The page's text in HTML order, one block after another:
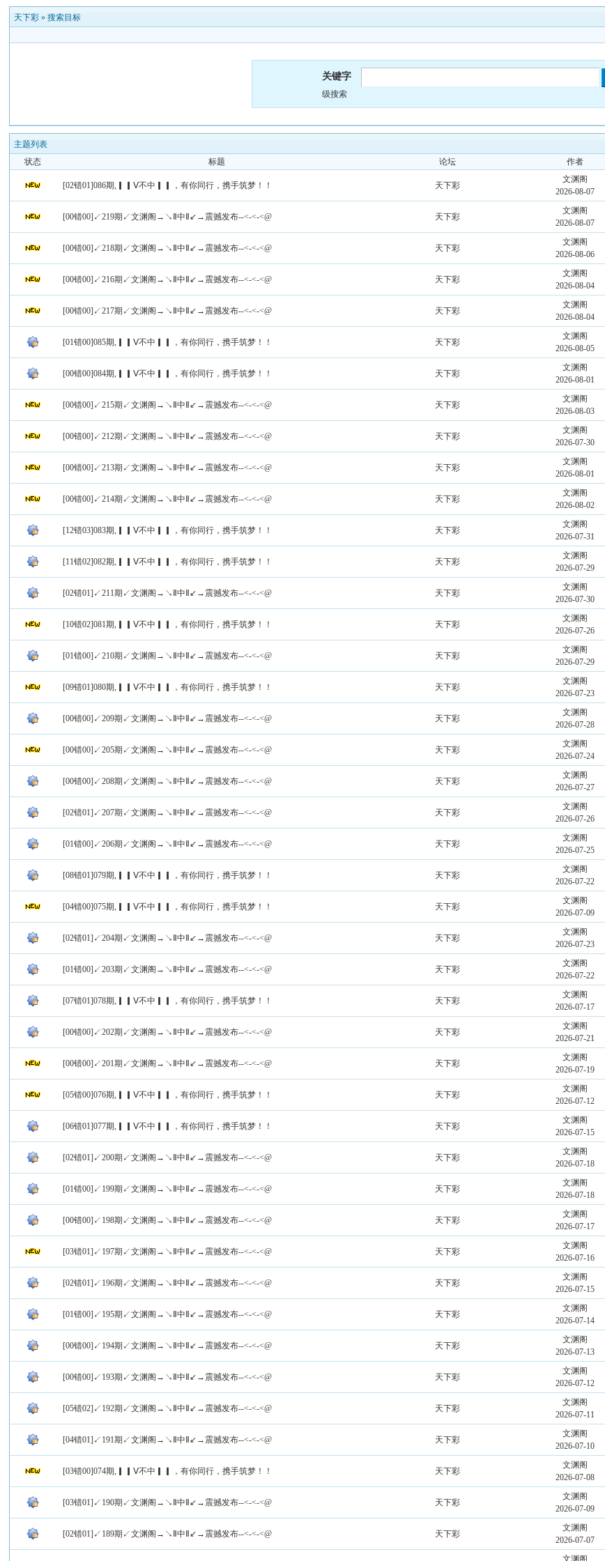
天下彩 »搜索目标
关键字
级搜索
主题列表
状态
标题 论坛 作者
[02错01]086期,▎▎Ⅴ不中▎▎，有你同行，携手筑梦！！ 天下彩
文渊阁
2026-08-07
[00错00]↙219期↙文渊阁→↘Ⅱ中Ⅱ↙→震撼发布--<-<-<@ 天下彩
文渊阁
2026-08-07
[00错00]↙218期↙文渊阁→↘Ⅱ中Ⅱ↙→震撼发布--<-<-<@ 天下彩
文渊阁
2026-08-06
[00错00]↙216期↙文渊阁→↘Ⅱ中Ⅱ↙→震撼发布--<-<-<@ 天下彩
文渊阁
2026-08-04
[00错00]↙217期↙文渊阁→↘Ⅱ中Ⅱ↙→震撼发布--<-<-<@ 天下彩
文渊阁
2026-08-04
[01错00]085期,▎▎Ⅴ不中▎▎，有你同行，携手筑梦！！ 天下彩
文渊阁
2026-08-05
[00错00]084期,▎▎Ⅴ不中▎▎，有你同行，携手筑梦！！ 天下彩
文渊阁
2026-08-01
[00错00]↙215期↙文渊阁→↘Ⅱ中Ⅱ↙→震撼发布--<-<-<@ 天下彩
文渊阁
2026-08-03
[00错00]↙212期↙文渊阁→↘Ⅱ中Ⅱ↙→震撼发布--<-<-<@ 天下彩
文渊阁
2026-07-30
[00错00]↙213期↙文渊阁→↘Ⅱ中Ⅱ↙→震撼发布--<-<-<@ 天下彩
文渊阁
2026-08-01
[00错00]↙214期↙文渊阁→↘Ⅱ中Ⅱ↙→震撼发布--<-<-<@ 天下彩
文渊阁
2026-08-02
[12错03]083期,▎▎Ⅴ不中▎▎，有你同行，携手筑梦！！ 天下彩
文渊阁
2026-07-31
[11错02]082期,▎▎Ⅴ不中▎▎，有你同行，携手筑梦！！ 天下彩
文渊阁
2026-07-29
[02错01]↙211期↙文渊阁→↘Ⅱ中Ⅱ↙→震撼发布--<-<-<@ 天下彩
文渊阁
2026-07-30
[10错02]081期,▎▎Ⅴ不中▎▎，有你同行，携手筑梦！！ 天下彩
文渊阁
2026-07-26
[01错00]↙210期↙文渊阁→↘Ⅱ中Ⅱ↙→震撼发布--<-<-<@ 天下彩
文渊阁
2026-07-29
[09错01]080期,▎▎Ⅴ不中▎▎，有你同行，携手筑梦！！ 天下彩
文渊阁
2026-07-23
[00错00]↙209期↙文渊阁→↘Ⅱ中Ⅱ↙→震撼发布--<-<-<@ 天下彩
文渊阁
2026-07-28
[00错00]↙205期↙文渊阁→↘Ⅱ中Ⅱ↙→震撼发布--<-<-<@ 天下彩
文渊阁
2026-07-24
[00错00]↙208期↙文渊阁→↘Ⅱ中Ⅱ↙→震撼发布--<-<-<@ 天下彩
文渊阁
2026-07-27
[02错01]↙207期↙文渊阁→↘Ⅱ中Ⅱ↙→震撼发布--<-<-<@ 天下彩
文渊阁
2026-07-26
[01错00]↙206期↙文渊阁→↘Ⅱ中Ⅱ↙→震撼发布--<-<-<@ 天下彩
文渊阁
2026-07-25
[08错01]079期,▎▎Ⅴ不中▎▎，有你同行，携手筑梦！！ 天下彩
文渊阁
2026-07-22
[04错00]075期,▎▎Ⅴ不中▎▎，有你同行，携手筑梦！！ 天下彩
文渊阁
2026-07-09
[02错01]↙204期↙文渊阁→↘Ⅱ中Ⅱ↙→震撼发布--<-<-<@ 天下彩
文渊阁
2026-07-23
[01错00]↙203期↙文渊阁→↘Ⅱ中Ⅱ↙→震撼发布--<-<-<@ 天下彩
文渊阁
2026-07-22
[07错01]078期,▎▎Ⅴ不中▎▎，有你同行，携手筑梦！！ 天下彩
文渊阁
2026-07-17
[00错00]↙202期↙文渊阁→↘Ⅱ中Ⅱ↙→震撼发布--<-<-<@ 天下彩
文渊阁
2026-07-21
[00错00]↙201期↙文渊阁→↘Ⅱ中Ⅱ↙→震撼发布--<-<-<@ 天下彩
文渊阁
2026-07-19
[05错00]076期,▎▎Ⅴ不中▎▎，有你同行，携手筑梦！！ 天下彩
文渊阁
2026-07-12
[06错01]077期,▎▎Ⅴ不中▎▎，有你同行，携手筑梦！！ 天下彩
文渊阁
2026-07-15
[02错01]↙200期↙文渊阁→↘Ⅱ中Ⅱ↙→震撼发布--<-<-<@ 天下彩
文渊阁
2026-07-18
[01错00]↙199期↙文渊阁→↘Ⅱ中Ⅱ↙→震撼发布--<-<-<@ 天下彩
文渊阁
2026-07-18
[00错00]↙198期↙文渊阁→↘Ⅱ中Ⅱ↙→震撼发布--<-<-<@ 天下彩
文渊阁
2026-07-17
[03错01]↙197期↙文渊阁→↘Ⅱ中Ⅱ↙→震撼发布--<-<-<@ 天下彩
文渊阁
2026-07-16
[02错01]↙196期↙文渊阁→↘Ⅱ中Ⅱ↙→震撼发布--<-<-<@ 天下彩
文渊阁
2026-07-15
[01错00]↙195期↙文渊阁→↘Ⅱ中Ⅱ↙→震撼发布--<-<-<@ 天下彩
文渊阁
2026-07-14
[00错00]↙194期↙文渊阁→↘Ⅱ中Ⅱ↙→震撼发布--<-<-<@ 天下彩
文渊阁
2026-07-13
[00错00]↙193期↙文渊阁→↘Ⅱ中Ⅱ↙→震撼发布--<-<-<@ 天下彩
文渊阁
2026-07-12
[05错02]↙192期↙文渊阁→↘Ⅱ中Ⅱ↙→震撼发布--<-<-<@ 天下彩
文渊阁
2026-07-11
[04错01]↙191期↙文渊阁→↘Ⅱ中Ⅱ↙→震撼发布--<-<-<@ 天下彩
文渊阁
2026-07-10
[03错00]074期,▎▎Ⅴ不中▎▎，有你同行，携手筑梦！！ 天下彩
文渊阁
2026-07-08
[03错01]↙190期↙文渊阁→↘Ⅱ中Ⅱ↙→震撼发布--<-<-<@ 天下彩
文渊阁
2026-07-09
[02错01]↙189期↙文渊阁→↘Ⅱ中Ⅱ↙→震撼发布--<-<-<@ 天下彩
文渊阁
2026-07-07
文渊阁